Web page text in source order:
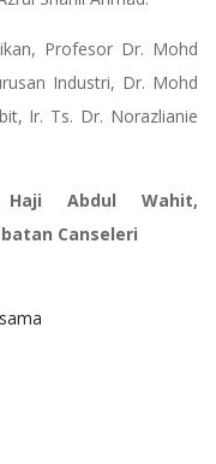
Profesor Dr. Mohd
Industri, Dr. Mohd
Ir. Ts. Dr. Norazlianie
Haji Abdul Wahit,
Canseleri